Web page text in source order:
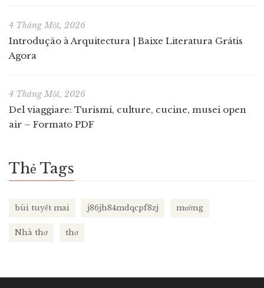
4 Tháng Một, 2026
Introdução à Arquitectura | Baixe Literatura Grátis
Agora
4 Tháng Một, 2026
Del viaggiare: Turismi, culture, cucine, musei open
air – Formato PDF
Thẻ Tags
bùi tuyết mai j86jh84mdqcpf8zj mường
Nhà thơ thơ